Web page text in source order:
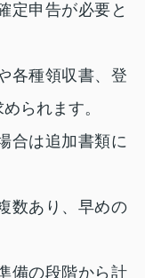
定申告が必要と
各種領収書、登
られます。
合は追加書類に
数あり、早めの
備の段階から計